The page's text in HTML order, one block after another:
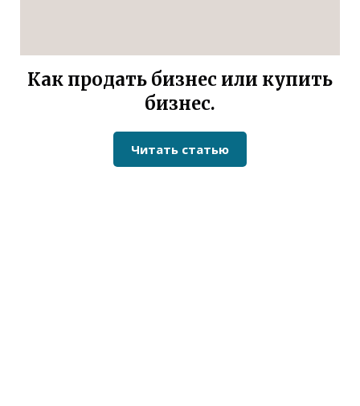
Как продать бизнес или купить
бизнес.
Читать статью